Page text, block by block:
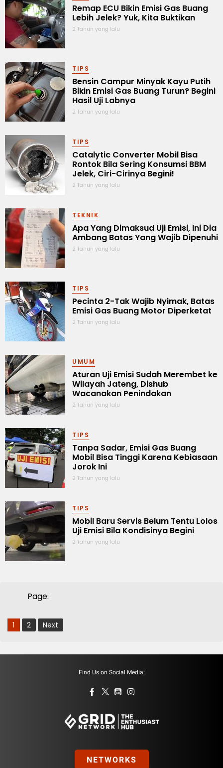
Remap ECU Bikin Emisi Gas Buang
Lebih Jelek? Yuk, Kita Buktikan
2 Tahun yang lalu
TIPS
Bensin Campur Minyak Kayu Putih
Bikin Emisi Gas Buang Turun? Begini
Hasil Uji Labnya
2 Tahun yang lalu
TIPS
Catalytic Converter Mobil Bisa
Rontok Bila Sering Konsumsi BBM
Jelek, Ciri-Cirinya Begini!
2 Tahun yang lalu
TEKNIK
Apa Yang Dimaksud Uji Emisi, Ini Dia
Ambang Batas Yang Wajib Dipenuhi
2 Tahun yang lalu
TIPS
Pecinta 2-Tak Wajib Nyimak, Batas
Emisi Gas Buang Motor Diperketat
2 Tahun yang lalu
UMUM
Aturan Uji Emisi Sudah Merembet ke
Wilayah Jateng, Dishub
Wacanakan Penindakan
2 Tahun yang lalu
TIPS
Tanpa Sadar, Emisi Gas Buang
Mobil Bisa Tinggi Karena Kebiasaan
Jorok Ini
2 Tahun yang lalu
TIPS
Mobil Baru Servis Belum Tentu Lolos
Uji Emisi Bila Kondisinya Begini
2 Tahun yang lalu
Page:
1 2 Next
Find Us on Social Media:
NETWORKS